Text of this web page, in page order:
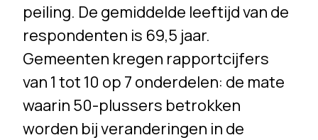
peiling. De gemiddelde leeftijd van de
respondenten is 69,5 jaar.
Gemeenten kregen rapportcijfers
van 1 tot 10 op 7 onderdelen: de mate
waarin 50-plussers betrokken
worden bij veranderingen in de